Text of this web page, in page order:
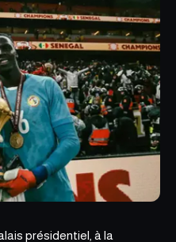
présidentiel, à la